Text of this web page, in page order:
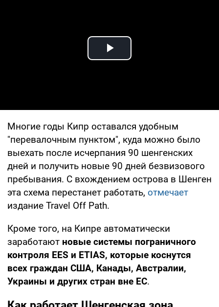
Play Video
Многие годы Кипр оставался удобным
"перевалочным пунктом", куда можно было
выехать после исчерпания 90 шенгенских
дней и получить новые 90 дней безвизового
пребывания. С вхождением острова в Шенген
эта схема перестанет работать, отмечает
издание Travel Off Path.
Кроме того, на Кипре автоматически
заработают новые системы пограничного
контроля EES и ETIAS, которые коснутся
всех граждан США, Канады, Австралии,
Украины и других стран вне ЕС.